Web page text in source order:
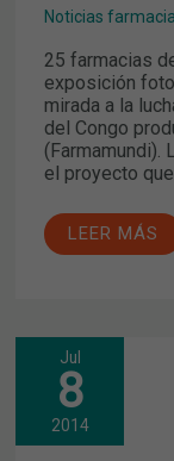
Noticias farmacia
25 farmacias
exposición
mirada a la
del Congo
(Farmamundi).
el proyecto
LEER MÁS
Jul
8
2014
¿CÓMO
ERA
EL
MUNDO
DE